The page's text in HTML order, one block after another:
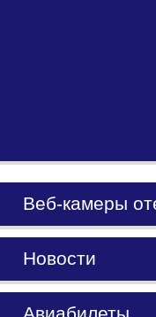
Веб-камеры
Новости
Авиабилеты